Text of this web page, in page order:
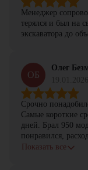
Менеджер
терялся и был на
экскаватора до
ОБ
Олег
Срочно
Самые короткие
дней. Брал 950
понравился,
с задачами
Показать все